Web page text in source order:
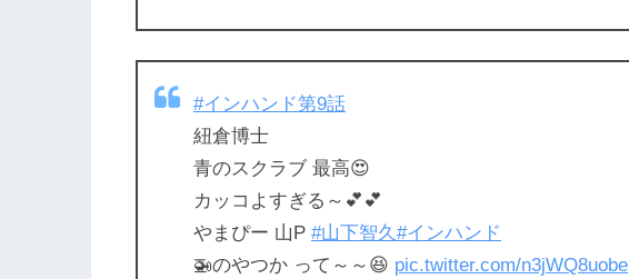
#インハンド第9話
紐倉博士
青のスクラブ 最高😍
カッコよすぎる～💕💕
やまぴー 山P #山下智久#インハンド
🚁のやつか って～～😆 pic.twitter.com/n3jWQ8uobe